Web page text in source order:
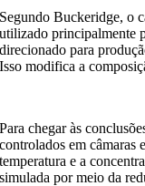
Segundo Buckeridge, o
utilizado principalmente
direcionado para
Isso modifica a
Para chegar às
controlados em câmaras
temperatura e a
simulada por meio da